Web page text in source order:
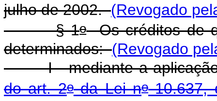
julho de 2002.(Revogado
§ 1oOs créditos de
determinados:(Revogado
I - mediante a aplicação
do art. 2oda Lei no10.637,